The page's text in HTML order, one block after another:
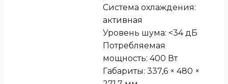
Система охлаждения:
активная
Уровень шума: <34 дБ
Потребляемая
мощность: 400 Вт
Габариты: 337,6 × 480 ×